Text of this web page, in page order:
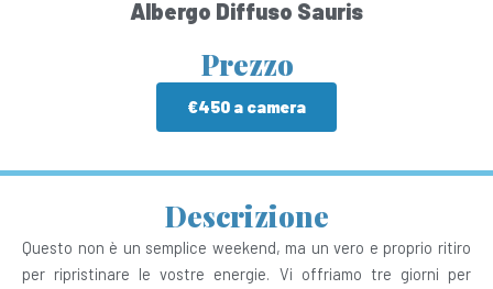
Albergo Diffuso Sauris
Prezzo
€450 a camera
Descrizione
Questo non è un semplice weekend, ma un vero e proprio ritiro
per ripristinare le vostre energie. Vi offriamo tre giorni per